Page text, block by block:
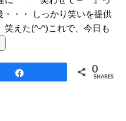
・・ しっかり笑いを提供
笑えた(^-^)これで、今日も
0
SHARES